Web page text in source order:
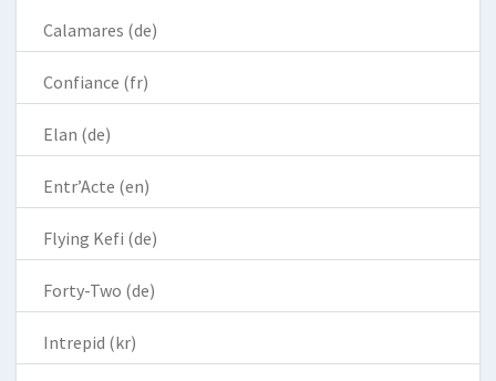
Calamares (de)
Confiance (fr)
Elan (de)
Entr’Acte (en)
Flying Kefi (de)
Forty-Two (de)
Intrepid (kr)